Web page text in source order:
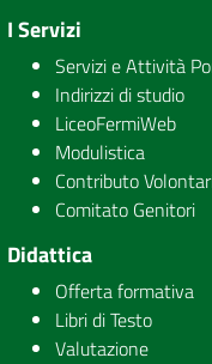
I Servizi
Servizi e Attività
Indirizzi di studio
LiceoFermiWeb
Modulistica
Contributo
Comitato Genitori
Didattica
Offerta formativa
Libri di Testo
Valutazione